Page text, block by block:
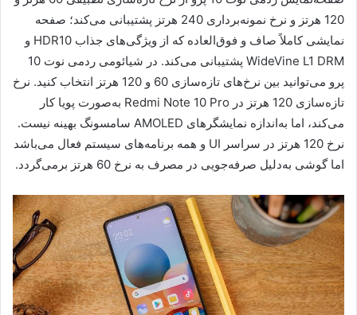
120 هرتز و نرخ نمونه‌برداری 240 هرتز پشتیبانی می‌کند؛ صفحه
نمایشی کاملاً صاف و فوق‌العاده که از ویژگی‌های جذاب HDR10 و
WideVine L1 DRM پشتیبانی می‌کند. در شیائومی ردمی نوت 10
پرو می‌توانید بین نرخ‌های تازه‌سازی 60 و 120 هرتز انتخاب کنید. نرخ
تازه‌سازی 120 هرتز در Redmi Note 10 Pro به‌صورت پویا کار
می‌کند، اما به‌اندازه نمایشگرهای AMOLED سامسونگ بهینه نیست.
نرخ 120 هرتز در سراسر UI و همه برنامه‌های سیستم فعال می‌باشد
اما گوشی به‌دلیل صرفه‌جویی در مصرف به نرخ 60 هرتز برمی‌گردد.